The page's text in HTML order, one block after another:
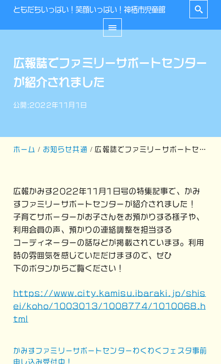
ともだちいっぱい！笑顔いっぱい！神栖市児童館
広報誌でファミリーサポートセンター
が紹介されました
公開:2022年11月1日
ホーム お知らせ共通 広報誌でファミリーサポートセンターが紹介されました
広報かみす2022年11月1日号の特集記事で、かみ
すファミリーサポートセンターが紹介されました！
子育てサポーターがお子さんをお預かりする様子や、
利用会員の声、預かりの連絡調整を担当する
コーディネーターの話などが掲載されています。利用
時の雰囲気を感じていただけますので、ぜひ
下のボタンからご覧ください！
https://www.city.kamisu.ibaraki.jp/shis
ei/koho/1003013/1008774/1010068.h
tml
投
稿
かみすファミリーサポートセンターわくわくフェスタ事前
申し込み受付中！